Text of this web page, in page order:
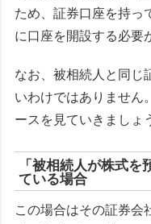
ため、証券口座を持っ
に口座を開設する必要
なお、被相続人と同じ
いわけではありません
ースを見ていきましょ
「被相続人が株式
ている場合
この場合はその証券会